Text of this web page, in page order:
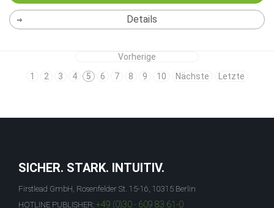
Details
Vorherige
1
2 3 4 5 6 7 8 9 10 Nächste Letzte
SICHER. STARK. INTUITIV.
Firstlead GmbH, Rosenfelder St. 15-16, 10315 Berlin
HOTLINE PUBLISHER: +49 (0)30 - 609 83 61-0